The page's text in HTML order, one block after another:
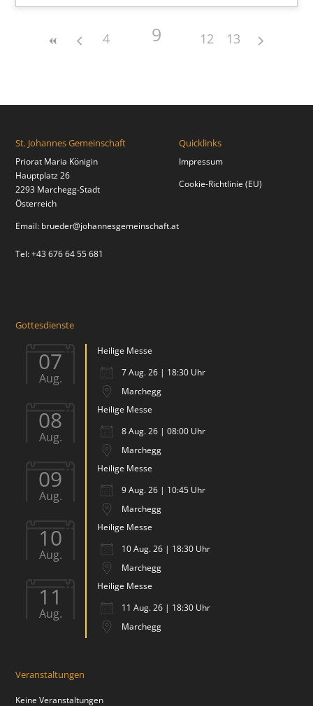
4 9 12 13
St. Johannes Gemeinschaft
Priorat Maria Königin
Hauptplatz 26
2293 Marchegg-Stadt
Österreich
Email: brueder@johannesgemeinschaft.at
Tel: +43 676 64 55 681
Quicklinks
Impressum
Cookie-Richtlinie (EU)
Gottesdienste
07
Aug.
Heilige Messe
7 Aug. 26 | 18:30 Uhr
Marchegg
08
Aug.
Heilige Messe
8 Aug. 26 | 08:00 Uhr
Marchegg
09
Aug.
Heilige Messe
9 Aug. 26 | 10:45 Uhr
Marchegg
10
Aug.
Heilige Messe
10 Aug. 26 | 18:30 Uhr
Marchegg
11
Aug.
Heilige Messe
11 Aug. 26 | 18:30 Uhr
Marchegg
Veranstaltungen
Keine Veranstaltungen